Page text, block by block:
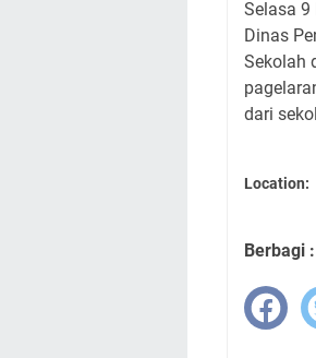
Selasa 9
Dinas
Sekolah
dari
Location:
Berbagi :